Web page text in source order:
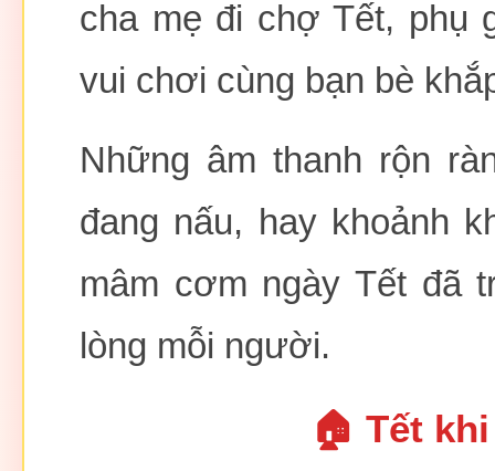
cha mẹ đi chợ Tết, phụ
vui chơi cùng bạn bè
Những âm thanh rộn
đang nấu, hay khoảnh
mâm cơm ngày Tết đã
lòng mỗi người.
🏠 Tết